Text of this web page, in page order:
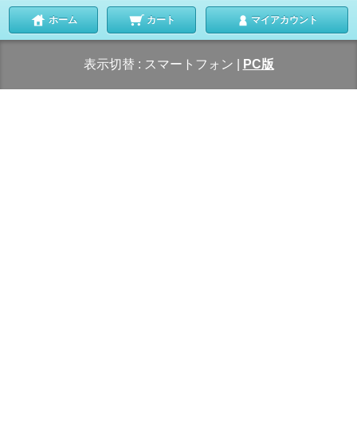
ホーム カート マイアカウント
表示切替 : スマートフォン PC版